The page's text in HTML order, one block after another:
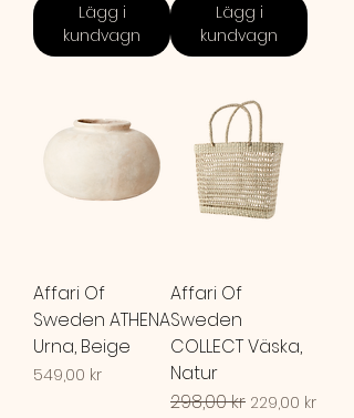
Lägg i
kundvagn
Lägg i
kundvagn
Affari Of
Sweden ATHENA
Urna, Beige
Pris
549,00 kr
Affari Of
Sweden
COLLECT Väska,
Natur
Ordinarie pris
298,00 kr Reapris
229,00 kr